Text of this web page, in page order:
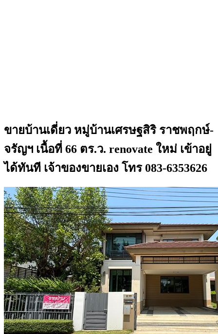
ขายบ้านเดี่ยว หมู่บ้านเศรษฐสิริ ราชพฤกษ์-
จรัญฯ เนื้อที่ 66 ตร.ว. renovate ใหม่ เข้าอยู่
ได้ทันที เจ้าของขายเอง โทร 083-6353626